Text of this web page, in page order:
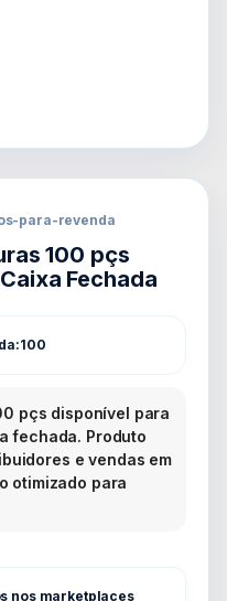
para-revenda
100 pçs
Fechada
100
pçs disponível para
fechada. Produto
e vendas em
otimizado para
nos marketplaces